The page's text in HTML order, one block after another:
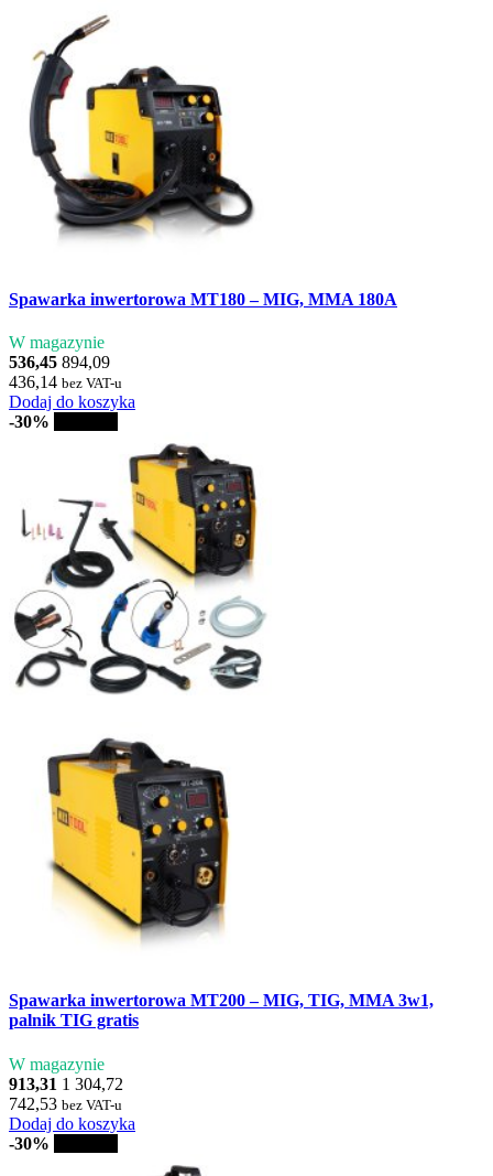
Spawarka inwertorowa MT180 – MIG, MMA 180A
W magazynie
536,45 894,09
436,14 bez VAT-u
Dodaj do koszyka
-30%
Spawarka inwertorowa MT200 – MIG, TIG, MMA 3w1,
palnik TIG gratis
W magazynie
913,31 1 304,72
742,53 bez VAT-u
Dodaj do koszyka
-30%